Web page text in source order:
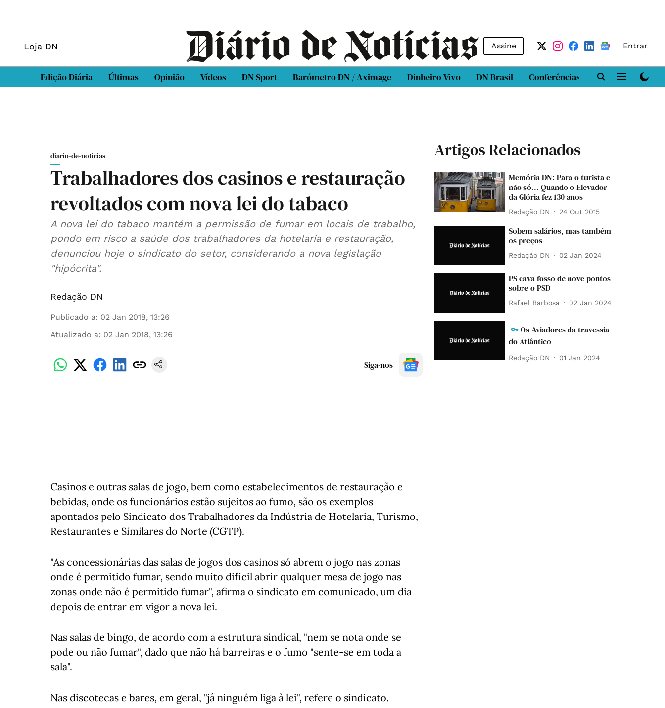
Loja DN Assine Entrar
Edição Diária Últimas Opinião Vídeos DN Sport Barómetro DN / Aximage Dinheiro Vivo DN Brasil Conferências DN LAB
diario-de-noticias
Trabalhadores dos casinos e restauração
revoltados com nova lei do tabaco
A nova lei do tabaco mantém a permissão de fumar em locais de trabalho,
pondo em risco a saúde dos trabalhadores da hotelaria e restauração,
denunciou hoje o sindicato do setor, considerando a nova legislação
"hipócrita".
Redação DN
Publicado a: 02 Jan 2018, 13:26
Atualizado a: 02 Jan 2018, 13:26
Siga-nos
Casinos e outras salas de jogo, bem como estabelecimentos de restauração e
bebidas, onde os funcionários estão sujeitos ao fumo, são os exemplos
apontados pelo Sindicato dos Trabalhadores da Indústria de Hotelaria, Turismo,
Restaurantes e Similares do Norte (CGTP).
"As concessionárias das salas de jogos dos casinos só abrem o jogo nas zonas
onde é permitido fumar, sendo muito difícil abrir qualquer mesa de jogo nas
zonas onde não é permitido fumar", afirma o sindicato em comunicado, um dia
depois de entrar em vigor a nova lei.
Nas salas de bingo, de acordo com a estrutura sindical, "nem se nota onde se
pode ou não fumar", dado que não há barreiras e o fumo "sente-se em toda a
sala".
Nas discotecas e bares, em geral, "já ninguém liga à lei", refere o sindicato.
Artigos Relacionados
Memória DN: Para o turista e
não só... Quando o Elevador
da Glória fez 130 anos
Redação DN 24 Out 2015
Sobem salários, mas também
os preços
Redação DN 02 Jan 2024
PS cava fosso de nove pontos
sobre o PSD
Rafael Barbosa 02 Jan 2024
Os Aviadores da travessia
do Atlântico
Redação DN 01 Jan 2024